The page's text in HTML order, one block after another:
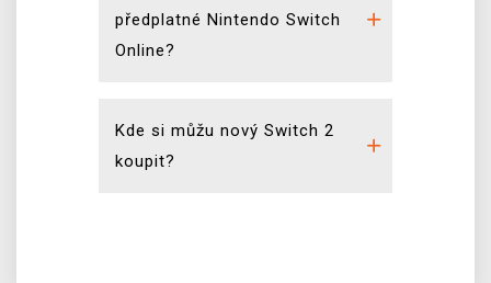
předplatné Nintendo Switch
Online?
Kde si můžu nový Switch 2
koupit?